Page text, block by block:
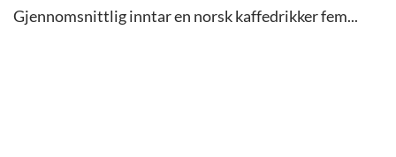
Gjennomsnittlig inntar en norsk kaffedrikker fem...